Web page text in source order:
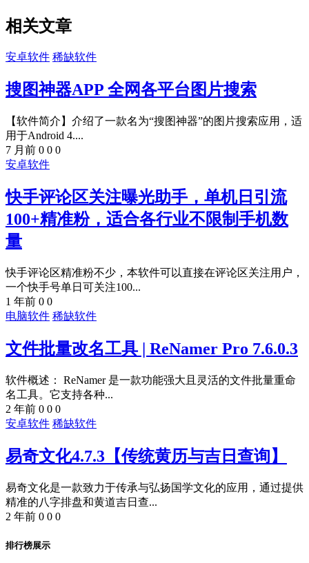
相关文章
安卓软件 稀缺软件
搜图神器APP 全网各平台图片搜索
【软件简介】介绍了一款名为“搜图神器”的图片搜索应用，适
用于Android 4....
7 月前 0 0 0
安卓软件
快手评论区关注曝光助手，单机日引流
100+精准粉，适合各行业不限制手机数
量
快手评论区精准粉不少，本软件可以直接在评论区关注用户，
一个快手号单日可关注100...
1 年前 0 0
电脑软件 稀缺软件
文件批量改名工具 | ReNamer Pro 7.6.0.3
软件概述： ReNamer 是一款功能强大且灵活的文件批量重命
名工具。它支持各种...
2 年前 0 0 0
安卓软件 稀缺软件
易奇文化4.7.3【传统黄历与吉日查询】
易奇文化是一款致力于传承与弘扬国学文化的应用，通过提供
精准的八字排盘和黄道吉日查...
2 年前 0 0 0
排行榜展示